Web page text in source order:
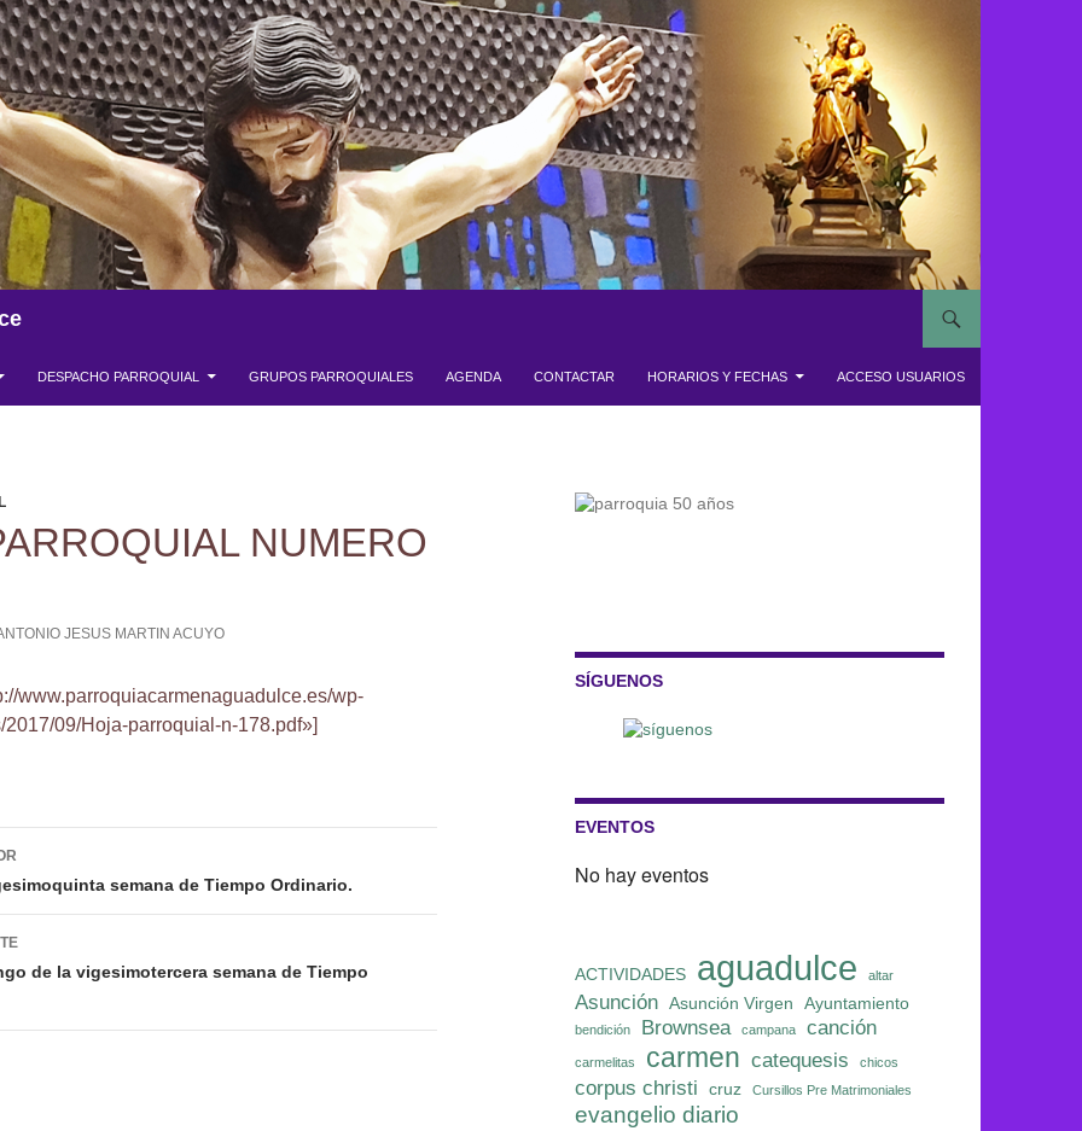
DESPACHO PARROQUIAL GRUPOS PARROQUIALES AGENDA CONTACTAR HORARIOS Y FECHAS ACCESO USUARIOS
NUMERO
JESUS MARTIN ACUYO
www.parroquiacarmenaguadulce.es/wp-
09/Hoja-parroquial-n-178.pdf»]
semana de Tiempo Ordinario.
de la vigesimotercera semana de Tiempo
SÍGUENOS
EVENTOS
No hay eventos
ACTIVIDADES aguadulce altar
Asunción Asunción Virgen Ayuntamiento
bendición Brownsea campana canción
carmelitas carmen catequesis chicos
corpus christi cruz Cursillos Pre Matrimoniales
evangelio diario